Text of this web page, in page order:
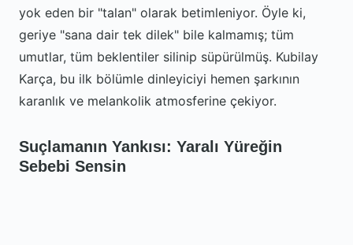
yok eden bir "talan" olarak betimleniyor. Öyle ki,
geriye "sana dair tek dilek" bile kalmamış; tüm
umutlar, tüm beklentiler silinip süpürülmüş. Kubilay
Karça, bu ilk bölümle dinleyiciyi hemen şarkının
karanlık ve melankolik atmosferine çekiyor.
Suçlamanın Yankısı: Yaralı Yüreğin
Sebebi Sensin